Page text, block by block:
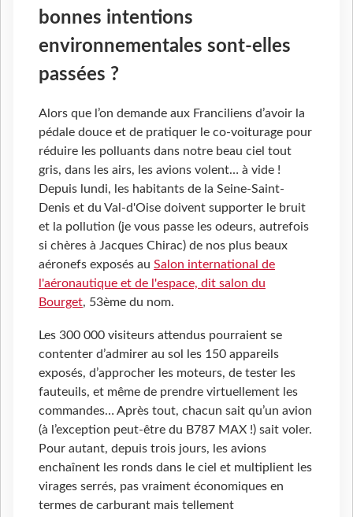
bonnes intentions
environnementales sont-elles
passées ?
Alors que l’on demande aux Franciliens d’avoir la
pédale douce et de pratiquer le co-voiturage pour
réduire les polluants dans notre beau ciel tout
gris, dans les airs, les avions volent… à vide !
Depuis lundi, les habitants de la Seine-Saint-
Denis et du Val-d'Oise doivent supporter le bruit
et la pollution (je vous passe les odeurs, autrefois
si chères à Jacques Chirac) de nos plus beaux
aéronefs exposés au Salon international de
l'aéronautique et de l'espace, dit salon du
Bourget, 53ème du nom.
Les 300 000 visiteurs attendus pourraient se
contenter d’admirer au sol les 150 appareils
exposés, d’approcher les moteurs, de tester les
fauteuils, et même de prendre virtuellement les
commandes… Après tout, chacun sait qu’un avion
(à l’exception peut-être du B787 MAX !) sait voler.
Pour autant, depuis trois jours, les avions
enchaînent les ronds dans le ciel et multiplient les
virages serrés, pas vraiment économiques en
termes de carburant mais tellement